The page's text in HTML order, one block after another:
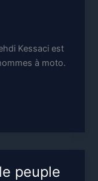
Kessaci est
à moto.
peuple